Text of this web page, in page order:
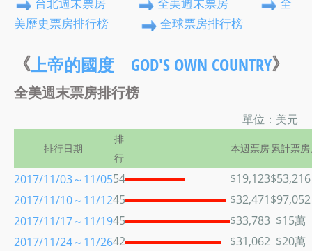
台北週末票房 全美週末票房
全
美歷史票房排行榜
全球票房排行榜
《上帝的國度 GOD'S OWN COUNTRY》
全美週末票房排行榜
單位：美元
排行日期
排
行
本週票房 累計票房
2017/11/03～11/0554 $19,123$53,216
2017/11/10～11/1245 $32,471$97,052
2017/11/17～11/1945 $33,783 $15萬
2017/11/24～11/2642 $31,062 $20萬